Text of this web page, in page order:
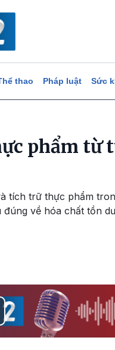
thao Pháp luật Sức
phẩm từ
tích trữ thực phẩm
về hóa chất tồn